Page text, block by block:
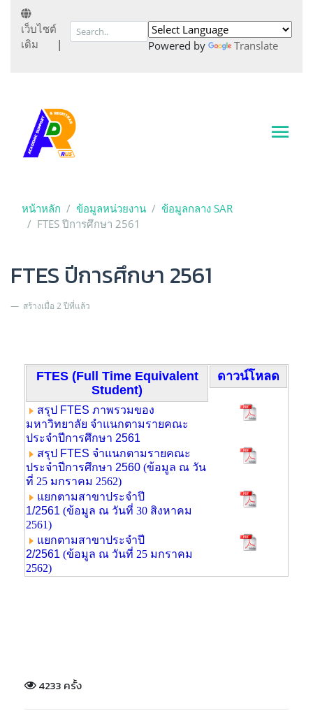
เว็บไซต์
เดิม
| Powered by Translate
หน้าหลัก ข้อมูลหน่วยงาน
ข้อมูลกลาง SAR
FTES ปีการศึกษา 2561
FTES ปีการศึกษา 2561
สร้างเมื่อ 2 ปีที่แล้ว
FTES (Full Time Equivalent
Student)
ดาวน์โหลด
สรุป FTES ภาพรวมของ
มหาวิทยาลัย จำแนกตามรายคณะ
ประจำปีการศึกษา 2561
สรุป FTES จำแนกตามรายคณะ
ประจำปีการศึกษา 2560 (ข้อมูล ณ วัน
ที่ 25 มกราคม 2562)
แยกตามสาขาประจำปี
1/2561 (ข้อมูล ณ วันที่ 30 สิงหาคม
2561)
แยกตามสาขาประจำปี
2/2561 (ข้อมูล ณ วันที่ 25 มกราคม
2562)
4233 ครั้ง